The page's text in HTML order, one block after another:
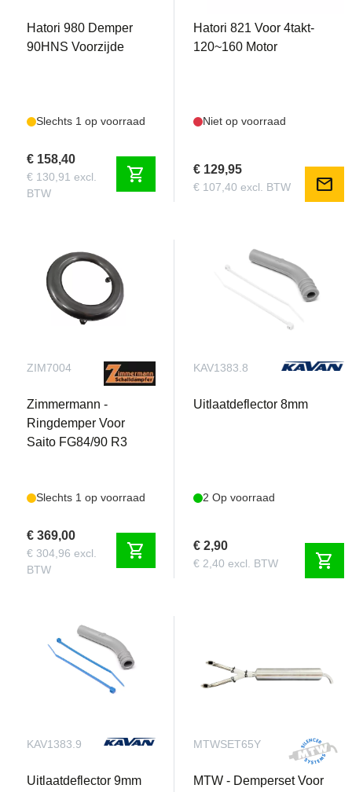
Hatori 980 Demper
90HNS Voorzijde
Slechts 1 op voorraad
€ 158,40
€ 130,91 excl.
BTW
shopping_cart
Hatori 821 Voor 4takt-
120~160 Motor
Niet op voorraad
€ 129,95
€ 107,40 excl. BTW mail
ZIM7004
Zimmermann -
Ringdemper Voor
Saito FG84/90 R3
Slechts 1 op voorraad
€ 369,00
€ 304,96 excl.
BTW
shopping_cart
KAV1383.8
Uitlaatdeflector 8mm
2 Op voorraad
€ 2,90
€ 2,40 excl. BTW shopping_cart
KAV1383.9
Uitlaatdeflector 9mm
MTWSET65Y
MTW - Demperset Voor